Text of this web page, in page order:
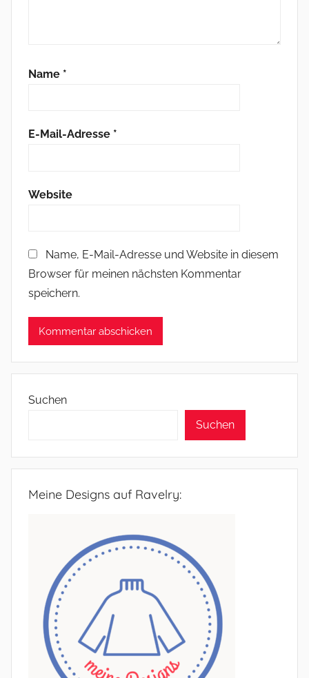
Name *
E-Mail-Adresse *
Website
Name, E-Mail-Adresse und Website in diesem
Browser für meinen nächsten Kommentar
speichern.
Suchen
Suchen
Meine Designs auf Ravelry: